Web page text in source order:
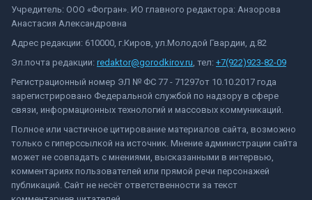
Учредитель: ООО «Фогран». ИО главного редактора: Анзорова
Анастасия Александровна
Адрес редакции: 610000, г.Киров, ул.Молодой Гвардии, д.82
Эл.почта редакции: redaktor@gorodkirov.ru, тел: +7(922)923-82-09
Регистрационный номер ЭЛ № ФС 77 - 71297от 10.10.2017 года
зарегистрировано Федеральной службой по надзору в сфере
связи, информационных технологий и массовых коммуникаций.
Полное или частичное цитирование материалов сайта, возможно
только с гиперссылкой на источник. Мнение администрации сайта
может не совпадать с мнениями, высказанными в интервью,
комментариях пользователей или прямой речи персонажей
публикаций. Сайт не несёт ответственности за текст